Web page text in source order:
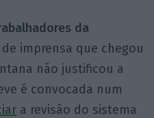
da
imprensa que chegou
não justificou a
é convocada num
a revisão do sistema